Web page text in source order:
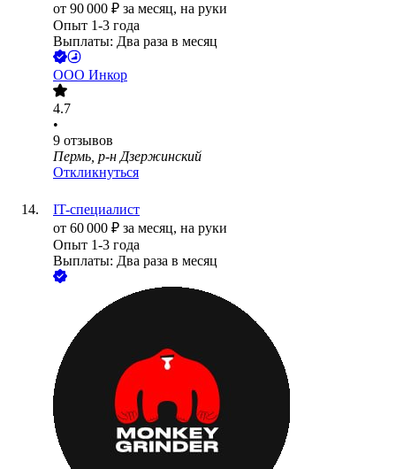
от 90 000 ₽ за месяц, на руки
Опыт 1-3 года
Выплаты: Два раза в месяц
ООО Инкор
4.7
•
9 отзывов
Пермь, р-н Дзержинский
Откликнуться
IT-специалист
от 60 000 ₽ за месяц, на руки
Опыт 1-3 года
Выплаты: Два раза в месяц